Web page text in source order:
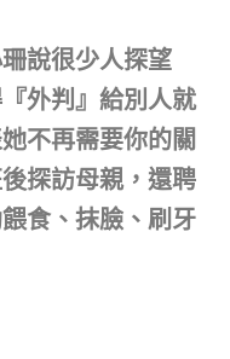
說很少人探望
外判』給別人就
不再需要你的關
探訪母親，還聘
食、抹臉、刷牙